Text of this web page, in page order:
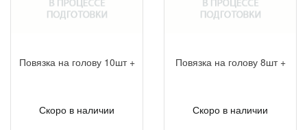
Повязка на голову 10шт +
Скоро в наличии
Повязка на голову 8шт +
Скоро в наличии